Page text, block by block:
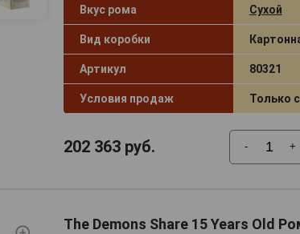
Вкус рома Сухой
Вид коробки
Артикул 80321
Условия продаж Только
202 363руб. - +
The Demons Share 15 Years Old